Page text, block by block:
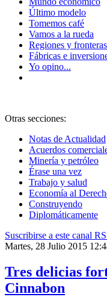
Último modelo
Tomemos café
Vamos a la rueda
Regiones y fronteras
Fábricas e
Yo opino...
Otras secciones:
Notas de Actualidad
Acuerdos
Minería y petróleo
Érase una vez
Trabajo y salud
Economía al
Construyendo
Diplomáticamente
Suscribirse a este canal
Martes, 28 Julio 2015
Tres delicias
Cinnabon